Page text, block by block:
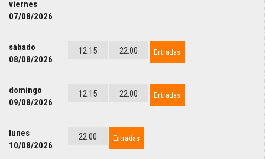
viernes
07/08/2026
sábado
08/08/2026
12:15 22:00 Entradas
domingo
09/08/2026
12:15 22:00 Entradas
lunes
10/08/2026
22:00 Entradas